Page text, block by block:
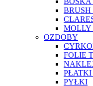
BRUSH
MOLLY
OZDOBY
FOLIE
PYŁKI